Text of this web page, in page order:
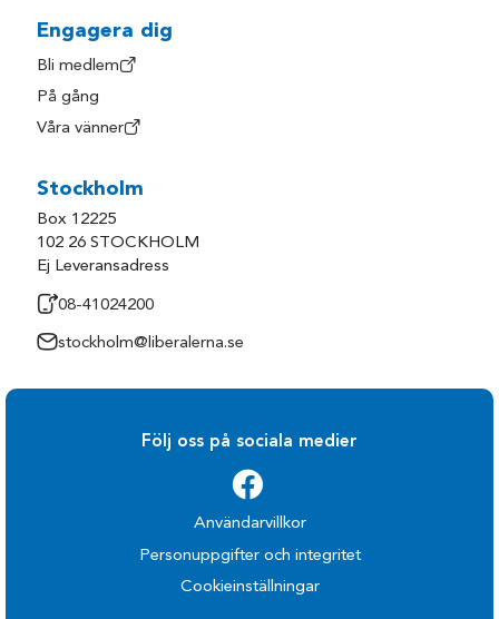
Engagera dig
Bli medlem
På gång
Våra vänner
Stockholm
Box 12225
102 26 STOCKHOLM
Ej Leveransadress
08-41024200
stockholm@liberalerna.se
Följ oss på sociala medier
Användarvillkor
Personuppgifter och integritet
Cookieinställningar